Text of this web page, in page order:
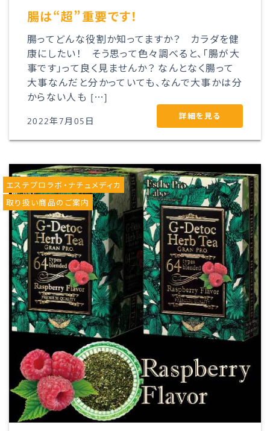
腸は“超”重要です！
腸ってどんな役割か知ってますか？ カラダを健
康にしたい！ そう思って色々調べると、「腸が大
事です」って良く見ませんか？ なんとなく腸って
大事なんだと分かっていても、なんで大事かは分
からない人も […]
2022年7月05日 詳細を見る
エステプロラボ・ナチュメディカ
取り扱い商品のご案内